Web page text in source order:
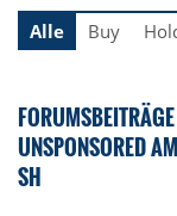
Alle
Buy
UNSPONSORED
SH